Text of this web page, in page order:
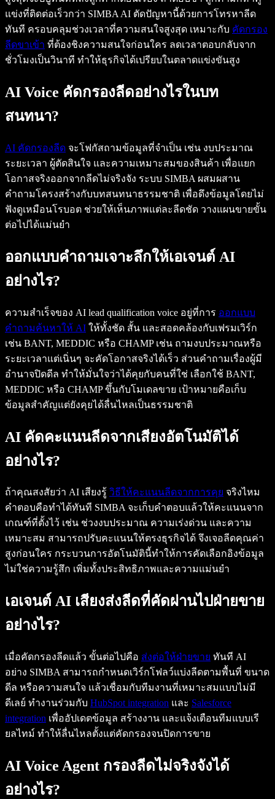
แข่งที่ติดต่อเร็วกว่า SIMBA AI ตัดปัญหานี้ด้วยการโทรหาลีด
ทันที ครอบคลุมช่วงเวลาที่ความสนใจสูงสุด เหมาะกับ คัดกรอง
ลีดขาเข้า ที่ต้องชิงความสนใจก่อนใคร ลดเวลาตอบกลับจาก
ชั่วโมงเป็นวินาที ทำให้ธุรกิจได้เปรียบในตลาดแข่งขันสูง
AI Voice คัดกรองลีดอย่างไรในบท
สนทนา?
AI คัดกรองลีด จะโฟกัสถามข้อมูลที่จำเป็น เช่น งบประมาณ
ระยะเวลา ผู้ตัดสินใจ และความเหมาะสมของสินค้า เพื่อแยก
โอกาสจริงออกจากลีดไม่จริงจัง ระบบ SIMBA ผสมผสาน
คำถามโครงสร้างกับบทสนทนาธรรมชาติ เพื่อดึงข้อมูลโดยไม่
ฟังดูเหมือนโรบอต ช่วยให้เห็นภาพแต่ละลีดชัด วางแผนขายขั้น
ต่อไปได้แม่นยำ
ออกแบบคำถามเจาะลึกให้เอเจนต์ AI
อย่างไร?
ความสำเร็จของ AI lead qualification voice อยู่ที่การ ออกแบบ
คำถามค้นหาให้ AI ให้ทั้งชัด สั้น และสอดคล้องกับเฟรมเวิร์ก
เช่น BANT, MEDDIC หรือ CHAMP เช่น ถามงบประมาณหรือ
ระยะเวลาแต่เนิ่นๆ จะคัดโอกาสจริงได้เร็ว ส่วนคำถามเรื่องผู้มี
อำนาจปิดดีล ทำให้มั่นใจว่าได้คุยกับคนที่ใช่ เลือกใช้ BANT,
MEDDIC หรือ CHAMP ขึ้นกับโมเดลขาย เป้าหมายคือเก็บ
ข้อมูลสำคัญแต่ยังคุยได้ลื่นไหลเป็นธรรมชาติ
AI คัดคะแนนลีดจากเสียงอัตโนมัติได้
อย่างไร?
ถ้าคุณสงสัยว่า AI เสียงรู้ วิธีให้คะแนนลีดจากการคุย จริงไหม
คำตอบคือทำได้ทันที SIMBA จะเก็บคำตอบแล้วให้คะแนนจาก
เกณฑ์ที่ตั้งไว้ เช่น ช่วงงบประมาณ ความเร่งด่วน และความ
เหมาะสม สามารถปรับคะแนนให้ตรงธุรกิจได้ จึงเจอลีดคุณค่า
สูงก่อนใคร กระบวนการอัตโนมัตินี้ทำให้การคัดเลือกอิงข้อมูล
ไม่ใช่ความรู้สึก เพิ่มทั้งประสิทธิภาพและความแม่นยำ
เอเจนต์ AI เสียงส่งลีดที่คัดผ่านไปฝ่ายขาย
อย่างไร?
เมื่อคัดกรองลีดแล้ว ขั้นต่อไปคือ ส่งต่อให้ฝ่ายขาย ทันที AI
อย่าง SIMBA สามารถกำหนดเวิร์กโฟลว์แบ่งลีดตามพื้นที่ ขนาด
ดีล หรือความสนใจ แล้วเชื่อมกับทีมงานที่เหมาะสมแบบไม่มี
ดีเลย์ ทำงานร่วมกับ HubSpot integration และ Salesforce
integration เพื่ออัปเดตข้อมูล สร้างงาน และแจ้งเตือนทีมแบบเรี
ยลไทม์ ทำให้ลื่นไหลตั้งแต่คัดกรองจนปิดการขาย
AI Voice Agent กรองลีดไม่จริงจังได้
อย่างไร?